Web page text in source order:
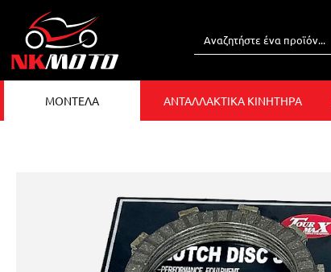
ΜΟΝΤΕΛΑ ΑΝΤΑΛΛΑΚΤΙΚΑ ΚΙΝΗΤΗΡΑ